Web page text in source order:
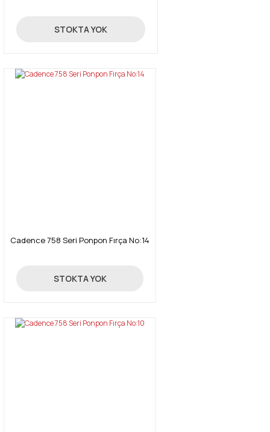
43,08 TL
STOKTA YOK
Cadence 758 Seri Ponpon Fırça No:14
451,00 TL
STOKTA YOK